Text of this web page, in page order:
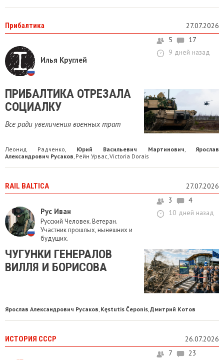
Прибалтика 27.07.2026
Илья Круглей
5
17
9 дней назад
ПРИБАЛТИКА ОТРЕЗАЛА
СОЦИАЛКУ
Все ради увеличения военных трат
Леонид Радченко Юрий Васильевич Мартинович
Ярослав
Александрович Русаков Рейн Урвас Victoria Dorais
RAIL BALTICA 27.07.2026
Рус Иван
Русский Человек. Ветеран.
Участник прошлых, нынешних и
будущих.
3
4
10 дней назад
ЧУГУНКИ ГЕНЕРАЛОВ
ВИЛЛЯ И БОРИСОВА
Ярослав Александрович Русаков Kęstutis Čeponis Дмитрий Котов
ИСТОРИЯ СССР 26.07.2026
7
23